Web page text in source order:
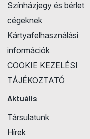
Színházjegy és bérlet
cégeknek
Kártyafelhasználási
információk
COOKIE KEZELÉSI
TÁJÉKOZTATÓ
Aktuális
Társulatunk
Hírek